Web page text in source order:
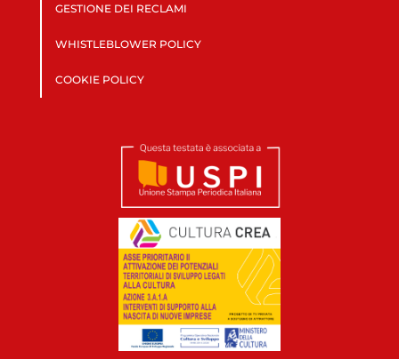
GESTIONE DEI RECLAMI
WHISTLEBLOWER POLICY
COOKIE POLICY